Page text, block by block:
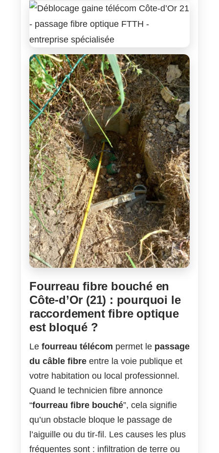
Fourreau fibre bouché en
Côte-d’Or (21) : pourquoi le
raccordement fibre optique
est bloqué ?
Le fourreau télécom permet le passage
du câble fibre entre la voie publique et
votre habitation ou local professionnel.
Quand le technicien fibre annonce
“fourreau fibre bouché”, cela signifie
qu’un obstacle bloque le passage de
l’aiguille ou du tir-fil. Les causes les plus
fréquentes sont : infiltration de terre ou